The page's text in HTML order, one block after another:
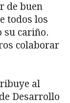
de buen
todos los
su cariño.
colaborar
al
Desarrollo